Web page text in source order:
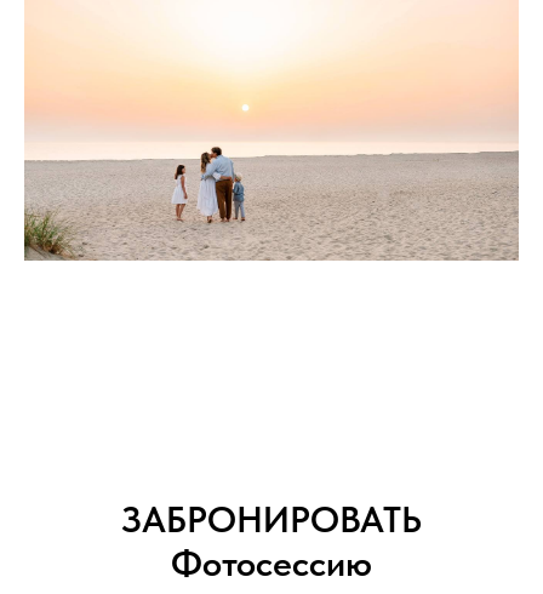
ЗАБРОНИРОВАТЬ
Фотосессию